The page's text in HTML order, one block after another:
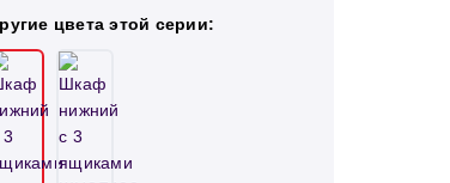
цвета этой серии: